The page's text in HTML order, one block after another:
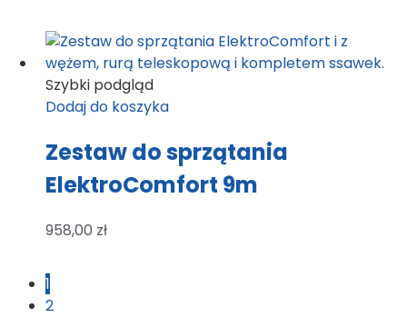
Szybki podgląd
Dodaj do koszyka
Zestaw do sprzątania
ElektroComfort 9m
958,00 zł
1
2